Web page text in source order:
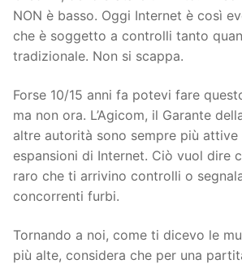
NON è basso. Oggi Internet è così
che è soggetto a controlli tanto
tradizionale. Non si scappa.
Forse 10/15 anni fa potevi fare
ma non ora. L’Agicom, il Garante
altre autorità sono sempre più
espansioni di Internet. Ciò vuol dire
raro che ti arrivino controlli o
concorrenti furbi.
Tornando a noi, come ti dicevo le
più alte, considera che per una